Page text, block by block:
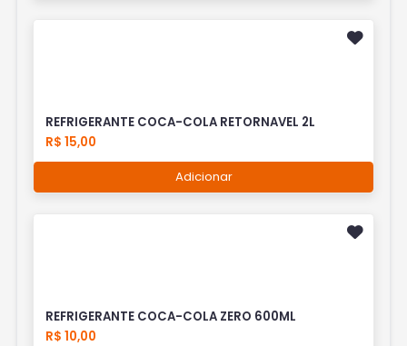
REFRIGERANTE COCA-COLA RETORNAVEL 2L
R$ 15,00
Adicionar
REFRIGERANTE COCA-COLA ZERO 600ML
R$ 10,00